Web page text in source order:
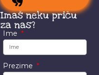
Imaš neku priču
za nas?
Ime
Prezime